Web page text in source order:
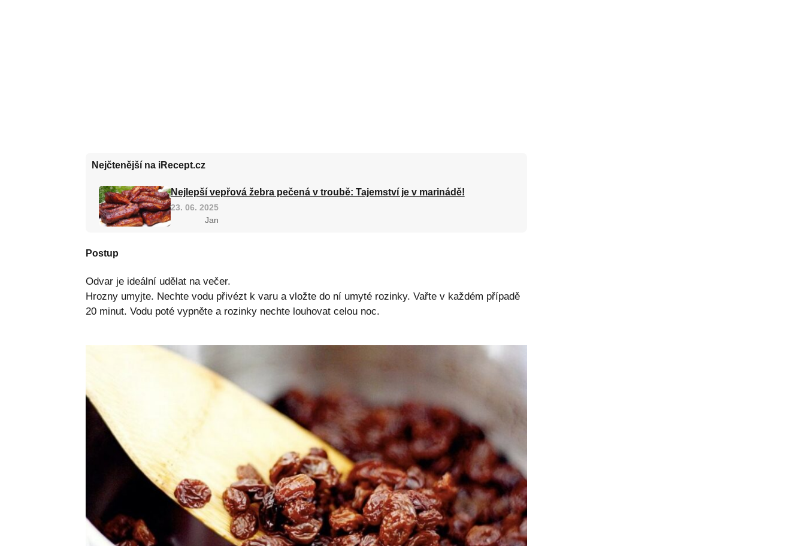
Nejčtenější na iRecept.cz
Nejlepší vepřová žebra pečená v troubě: Tajemství je v marinádě!
23. 06. 2025
Jan
Postup
Odvar je ideální udělat na večer.
Hrozny umyjte. Nechte vodu přivézt k varu a vložte do ní umyté rozinky. Vařte v každém případě
20 minut. Vodu poté vypněte a rozinky nechte louhovat celou noc.